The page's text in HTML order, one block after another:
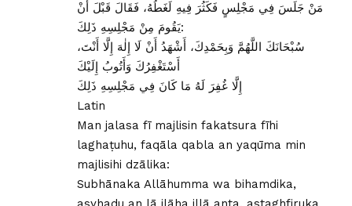
مَنْ جَلَسَ فِي مَجْلِسٍ فَكَثُرَ فِيهِ لَغَطُهُ، فَقَالَ قَبْلَ أَنْ
يَقُومَ مِنْ مَجْلِسِهِ ذَلِكَ:
سُبْحَانَكَ اللَّهُمَّ وَبِحَمْدِكَ، أَشْهَدُ أَنْ لَا إِلٰهَ إِلَّا أَنْتَ،
أَسْتَغْفِرُكَ وَأَتُوبُ إِلَيْكَ
إِلَّا غُفِرَ لَهُ مَا كَانَ فِي مَجْلِسِهِ ذَلِكَ
Latin
Man jalasa fī majlisin fakatsura fīhi
laghaṭuhu, faqāla qabla an yaqūma min
majlisihi dzālika:
Subhānaka Allāhumma wa bihamdika,